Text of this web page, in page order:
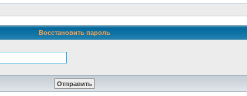
Восстановить пароль